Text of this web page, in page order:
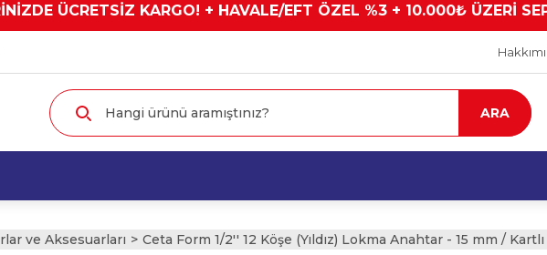
ÜCRETSİZ KARGO! + HAVALE/EFT ÖZEL %3 + 10.000₺ ÜZERİ
ARA
ve Aksesuarları Ceta Form 1/2'' 12 Köşe (Yıldız) Lokma Anahtar - 15 mm / Kartlı